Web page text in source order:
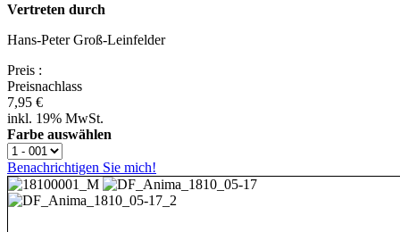
Vertreten durch
Hans-Peter Groß-Leinfelder
Preis :
Preisnachlass
7,95 €
inkl. 19% MwSt.
Farbe auswählen
Benachrichtigen Sie mich!